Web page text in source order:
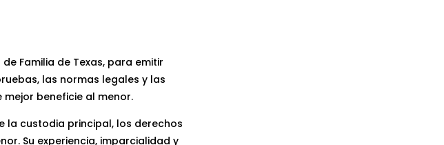
Familia de Texas, para emitir
las normas legales y las
beneficie al menor.
la custodia principal, los derechos
Su experiencia, imparcialidad y